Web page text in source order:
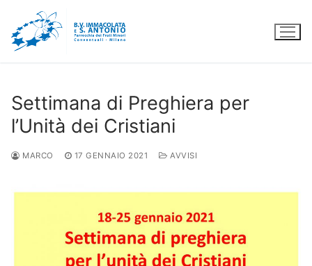
contenuto
Settimana di Preghiera per
l’Unità dei Cristiani
MARCO 17 GENNAIO 2021 AVVISI